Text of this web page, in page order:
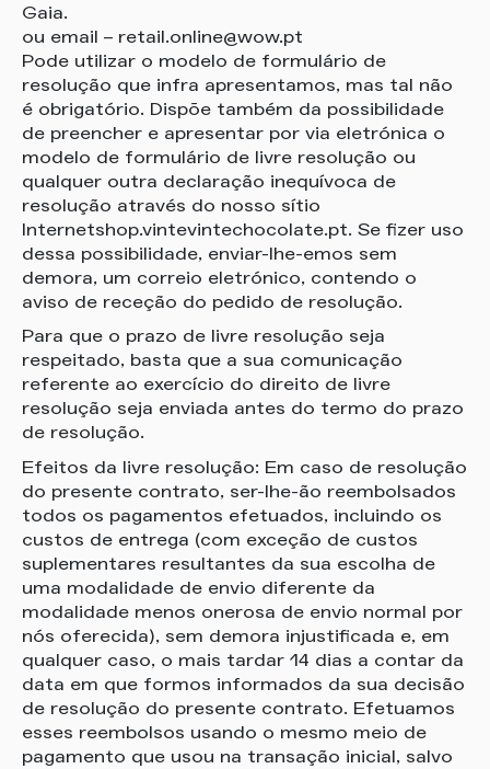
Gaia.
ou email – retail.online@wow.pt
Pode utilizar o modelo de formulário de
resolução que infra apresentamos, mas tal não
é obrigatório. Dispõe também da possibilidade
de preencher e apresentar por via eletrónica o
modelo de formulário de livre resolução ou
qualquer outra declaração inequívoca de
resolução através do nosso sítio
Internetshop.vintevintechocolate.pt. Se fizer uso
dessa possibilidade, enviar-lhe-emos sem
demora, um correio eletrónico, contendo o
aviso de receção do pedido de resolução.
Para que o prazo de livre resolução seja
respeitado, basta que a sua comunicação
referente ao exercício do direito de livre
resolução seja enviada antes do termo do prazo
de resolução.
Efeitos da livre resolução: Em caso de resolução
do presente contrato, ser-lhe-ão reembolsados
todos os pagamentos efetuados, incluindo os
custos de entrega (com exceção de custos
suplementares resultantes da sua escolha de
uma modalidade de envio diferente da
modalidade menos onerosa de envio normal por
nós oferecida), sem demora injustificada e, em
qualquer caso, o mais tardar 14 dias a contar da
data em que formos informados da sua decisão
de resolução do presente contrato. Efetuamos
esses reembolsos usando o mesmo meio de
pagamento que usou na transação inicial, salvo